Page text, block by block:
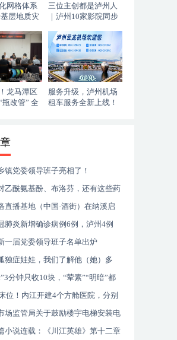
网格体系
层地质灾
三位主创都是泸州人
｜泸州10家影院同步
今日登陆全国院线
龙马潭区
瓶改管” 全
服务升级，泸州机场
租车服务全新上线！
镇党委领导班子亮相了！
乙酰氨基酚、布洛芬，还有这些药
代
直播基地（中国·酒街）在纳溪启
肺炎新增确诊病例6例，泸州4例
一届党委领导班子名单出炉
独症娃娃，我们了解他（她）多
分钟只收10块，“荤素”“明暗”都
位！内江开建4个方舱医院，分别
场监管局关于鼓励楼宇电梯安装电
能阻止系统的倡议书
小说连载：《川江英雄》第十二章